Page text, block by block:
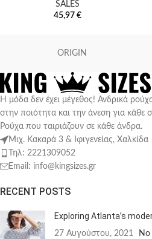
SALES
45,97 €
ORIGIN
Η μόδα δεν έχει μέγεθος! Ανδρικά
στην ποιότητα και την άνεση για κάθε
Ρούχα που ταιριάζουν σε κάθε άνδρα.
Μιχ. Κακαρά 3 & Ιφιγενείας, Χαλκίδα
Τηλ: 2221309052
Email: info@kingsizes.gr
RECENT POSTS
Exploring Atlanta’s
27 Αυγούστου, 2021 No